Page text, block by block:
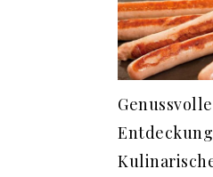
Genussvolle